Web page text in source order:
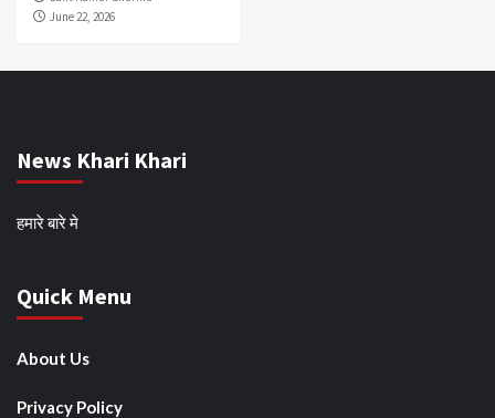
June 22, 2026
News Khari Khari
हमारे बारे मे
Quick Menu
About Us
Privacy Policy